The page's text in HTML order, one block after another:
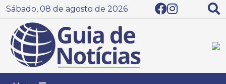
Sábado, 08 de agosto de 2026